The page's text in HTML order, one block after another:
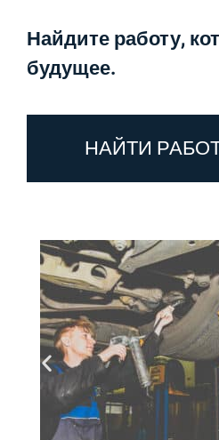
Найдите работу,
будущее.
НАЙТИ